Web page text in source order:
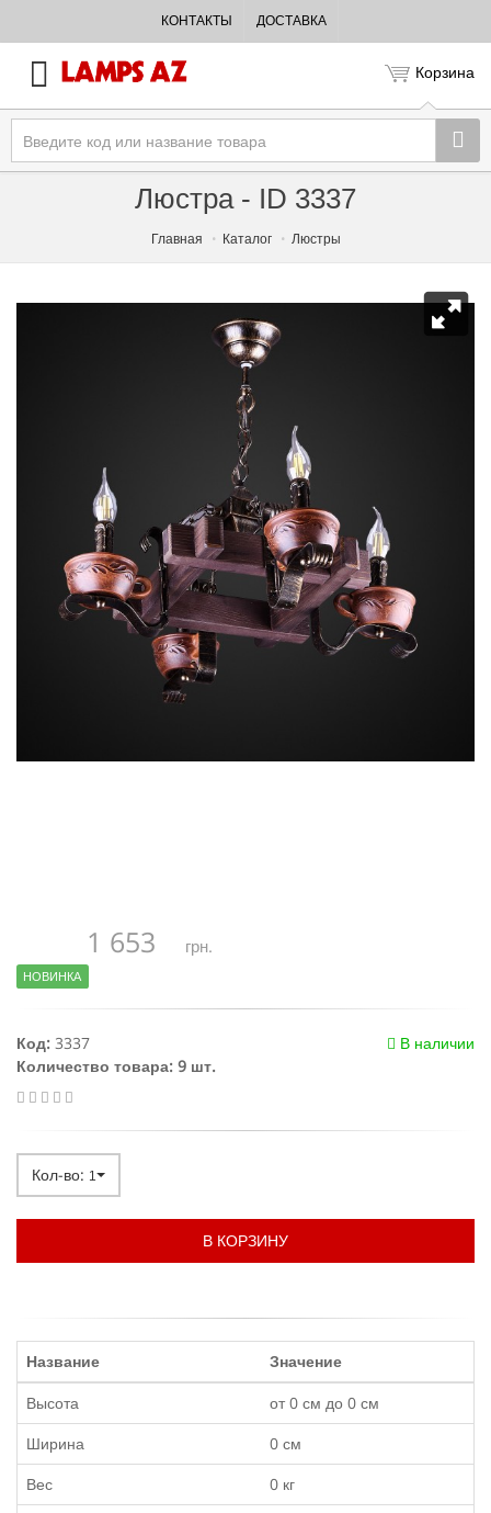
КОНТАКТЫ ДОСТАВКА
Корзина
Люстра - ID 3337
Главная Каталог Люстры
1 653 грн.
НОВИНКА
В наличии
Код: 3337
Количество товара: 9 шт.
Кол-во: 1
В КОРЗИНУ
Название
Значение
Высота
от 0 см до 0 см
Ширина
0 см
Вес
0 кг